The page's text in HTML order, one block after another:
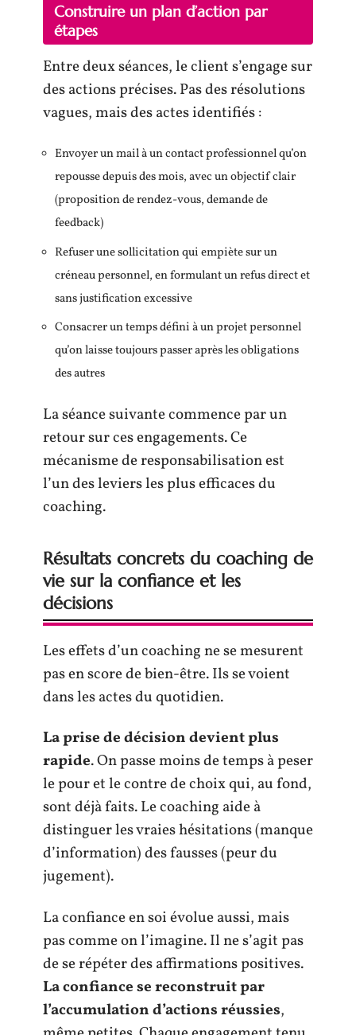
Construire un plan d’action par
étapes
Entre deux séances, le client s’engage sur
des actions précises. Pas des résolutions
vagues, mais des actes identifiés :
Envoyer un mail à un contact professionnel qu’on
repousse depuis des mois, avec un objectif clair
(proposition de rendez-vous, demande de
feedback)
Refuser une sollicitation qui empiète sur un
créneau personnel, en formulant un refus direct et
sans justification excessive
Consacrer un temps défini à un projet personnel
qu’on laisse toujours passer après les obligations
des autres
La séance suivante commence par un
retour sur ces engagements. Ce
mécanisme de responsabilisation est
l’un des leviers les plus efficaces du
coaching.
Résultats concrets du coaching de
vie sur la confiance et les
décisions
Les effets d’un coaching ne se mesurent
pas en score de bien-être. Ils se voient
dans les actes du quotidien.
La prise de décision devient plus
rapide. On passe moins de temps à peser
le pour et le contre de choix qui, au fond,
sont déjà faits. Le coaching aide à
distinguer les vraies hésitations (manque
d’information) des fausses (peur du
jugement).
La confiance en soi évolue aussi, mais
pas comme on l’imagine. Il ne s’agit pas
de se répéter des affirmations positives.
La confiance se reconstruit par
l’accumulation d’actions réussies,